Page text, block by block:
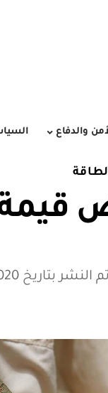
والدفاع
قيمة
تم النشر بتاريخ 03/10/2020